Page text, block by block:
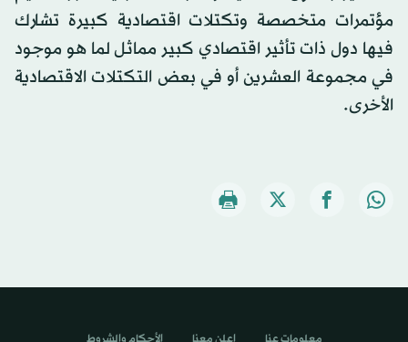
مؤتمرات متخصصة وتكتلات اقتصادية كبيرة تشارك
فيها دول ذات تأثير اقتصادي كبير مماثل لما هو موجود
في مجموعة العشرين أو في بعض التكتلات الاقتصادية
الأخرى.